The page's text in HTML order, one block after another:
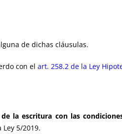
de dichas cláusulas.
con el art. 258.2 de la Ley
la escritura con las
5/2019.